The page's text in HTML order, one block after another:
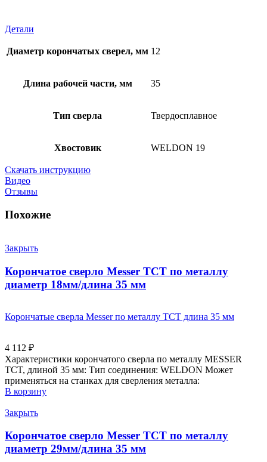
Детали
Диаметр корончатых сверел, мм 12
Длина рабочей части, мм 35
Тип сверла Твердосплавное
Хвостовик WELDON 19
Скачать инструкцию
Видео
Отзывы
Похожие
Закрыть
Корончатое сверло Messer ТСТ по металлу
диаметр 18мм/длина 35 мм
Корончатые сверла Messer по металлу ТСТ длина 35 мм
4 112 ₽
Характеристики корончатого сверла по металлу MESSER
TCT, длиной 35 мм: Тип соединения: WELDON Может
применяться на станках для сверления металла:
В корзину
Закрыть
Корончатое сверло Messer ТСТ по металлу
диаметр 29мм/длина 35 мм